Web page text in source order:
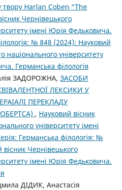
твору Harlan Coben “The
Чернівецького
імені Юрія Федьковича.
№ 848 (2024): Науковий
національного університету
Германська філологія
ЗАДОРОЖНА, ЗАСОБИ
ЛЕКСИКИ У
ПЕРЕКЛАДУ
, Науковий вісник
університету імені
Германська філологія: №
Чернівецького
імені Юрія Федьковича.
ДІДИК, Анастасія